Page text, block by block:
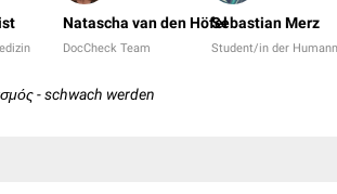
Natascha van den Höfel
DocCheck Team
Sebastian Merz
Student/in der
- schwach werden